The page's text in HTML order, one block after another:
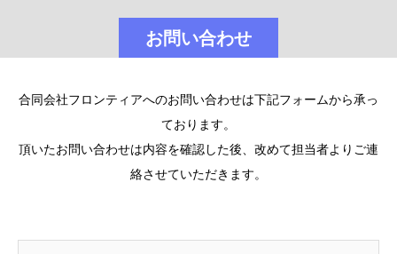
お問い合わせ
合同会社フロンティアへのお問い合わせは下記フォームから承っ
ております。
頂いたお問い合わせは内容を確認した後、改めて担当者よりご連
絡させていただきます。